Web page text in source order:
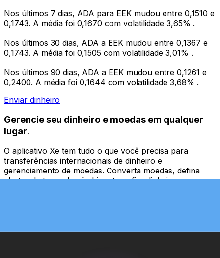
Nos últimos 7 dias, ADA para EEK mudou entre 0,1510 e
0,1743. A média foi 0,1670 com volatilidade 3,65% .
Nos últimos 30 dias, ADA a EEK mudou entre 0,1367 e
0,1743. A média foi 0,1505 com volatilidade 3,01% .
Nos últimos 90 dias, ADA a EEK mudou entre 0,1261 e
0,2400. A média foi 0,1644 com volatilidade 3,68% .
Enviar dinheiro
Gerencie seu dinheiro e moedas em qualquer
lugar.
O aplicativo Xe tem tudo o que você precisa para
transferências internacionais de dinheiro e
gerenciamento de moedas. Converta moedas, defina
alertas de taxas de câmbio e transfira dinheiro para o